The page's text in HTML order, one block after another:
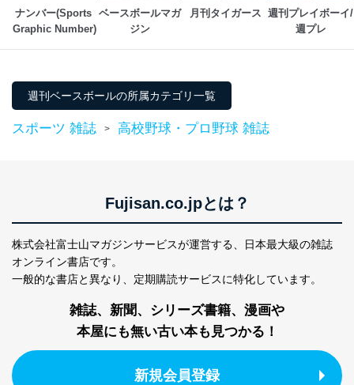
代表取締役会長 西野 伸一郎
個人情報保護管理者: 経営管理グループディレクター 前
当社が取り扱う開示対象個人情報の利用目的は次のとお
りです。
No
個人情報の種類 利用目的
当社の定期購読サ
ス、キャンペーン等の広告の案内
のため
個人が特定できない形で取得した
閲覧履歴や購買履歴等の情報を分
析して、趣味・嗜好に
広告のため
当社にお問合わせ
いただいた方の個
人情報
お問い合わせ対応、トラブル対
処、オペレーター教育など応対品
質向上のため
ｅメール等によるカスタマーQ＆A
ナンバー(Sports
Graphic Number)
ベースボールマガ
ジン
月刊タイガース 週刊プレイボーイ/
週プレ
週刊ベースボールの所属カテゴリ一覧
スポーツ 雑誌 > 高校野球・プロ野球 雑誌
Fujisan.co.jpとは？
株式会社富士山マガジンサービスが運営する、
日本最大級の雑誌
オンライン書店です。
一般的な書店と異なり、 定期購読サービスに特化しています。
雑誌、新聞、シリーズ書籍、漫画や
本屋にも無い古い本も見つかる！
新規会員登録